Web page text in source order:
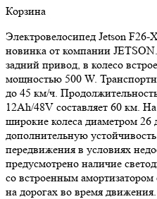
Корзина
Электровелосипед Jetson
новинка от компании
задний привод, в колесо
мощностью 500 W.
до 45 км/ч.
12Ah/48V составляет 60 км.
широкие колеса диаметром
дополнительную
передвижения в условиях
предусмотрено наличие
со встроенным
на дорогах во время движения.